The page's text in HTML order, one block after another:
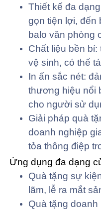
Thiết kế đa
gọn tiện lợi, đến
balo văn phòng
Chất liệu bền
vệ sinh, có thể
In ấn sắc nét:
thương hiệu nổi
cho người sử
Giải pháp quà
doanh nghiệp
tỏa thông điệp
Ứng dụng đa dạng
Quà tặng sự
lãm, lễ ra mắt
Quà tặng